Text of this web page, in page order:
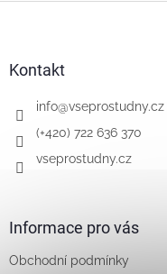
Kontakt
info@vseprostudny.cz
(+420) 722 636 370
vseprostudny.cz
Informace pro vás
Obchodní podmínky